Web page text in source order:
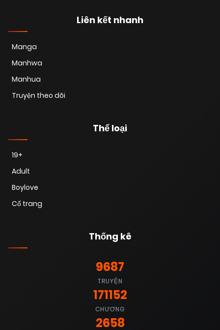
Liên kết nhanh
Manga
Manhwa
Manhua
Truyện theo dõi
Thể loại
19+
Adult
Boylove
Cổ trang
Thống kê
9687
TRUYỆN
171152
CHƯƠNG
2658